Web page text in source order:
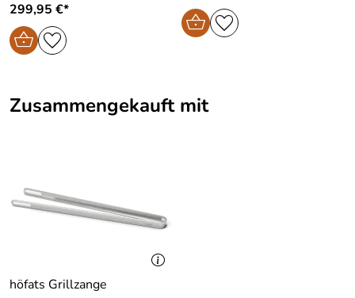
299,95 €*
Zusammengekauft mit
höfats Grillzange